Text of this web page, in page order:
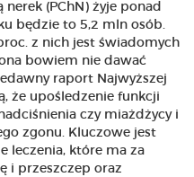
(PChN) żyje ponad
będzie to 5,2 mln osób.
z nich jest świadomych
bowiem nie dawać
raport Najwyższej
że upośledzenie funkcji
czy miażdżycy i
zgonu. Kluczowe jest
leczenia, które ma za
i przeszczep oraz